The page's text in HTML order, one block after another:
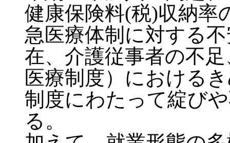
健康保険料(税)収納率
急医療体制に対する
在、介護従事者の不
医療制度）における
制度にわたって綻び
る。